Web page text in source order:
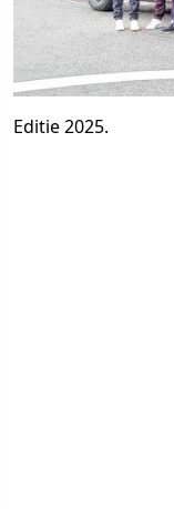
Editie 2025.